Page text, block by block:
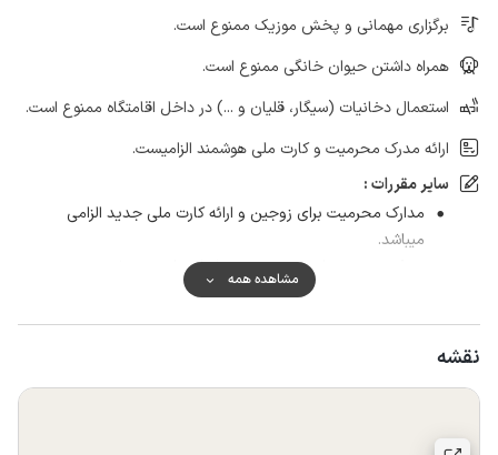
برگزاری مهمانی و پخش موزیک ممنوع است.
همراه داشتن حیوان خانگی ممنوع است.
استعمال دخانیات (سیگار، قلیان و ...) در داخل اقامتگاه ممنوع است.
ارائه مدرک محرمیت و کارت ملی هوشمند الزامیست.
سایر مقررات :
مدارک محرمیت برای زوجین و ارائه کارت ملی جدید الزامی
میباشد.
به فرد و جمع های مجردی بومی اجاره داده نمی شود.
حتما قبل از ورود به اقامتگاه با میزبان تماس گرفته شود.
مشاهده همه
نقشه